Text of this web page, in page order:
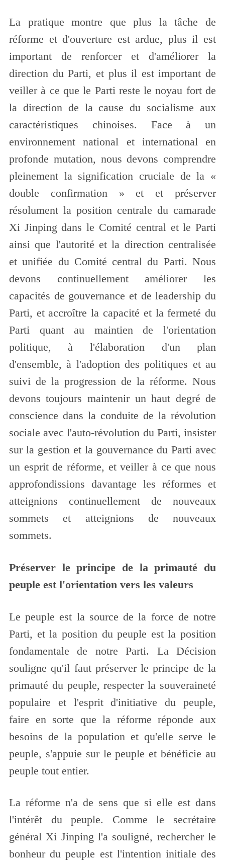
La pratique montre que plus la tâche de
réforme et d'ouverture est ardue, plus il est
important de renforcer et d'améliorer la
direction du Parti, et plus il est important de
veiller à ce que le Parti reste le noyau fort de
la direction de la cause du socialisme aux
caractéristiques chinoises. Face à un
environnement national et international en
profonde mutation, nous devons comprendre
pleinement la signification cruciale de la «
double confirmation » et et préserver
résolument la position centrale du camarade
Xi Jinping dans le Comité central et le Parti
ainsi que l'autorité et la direction centralisée
et unifiée du Comité central du Parti. Nous
devons continuellement améliorer les
capacités de gouvernance et de leadership du
Parti, et accroître la capacité et la fermeté du
Parti quant au maintien de l'orientation
politique, à l'élaboration d'un plan
d'ensemble, à l'adoption des politiques et au
suivi de la progression de la réforme. Nous
devons toujours maintenir un haut degré de
conscience dans la conduite de la révolution
sociale avec l'auto-révolution du Parti, insister
sur la gestion et la gouvernance du Parti avec
un esprit de réforme, et veiller à ce que nous
approfondissions davantage les réformes et
atteignions continuellement de nouveaux
sommets et atteignions de nouveaux
sommets.
Préserver le principe de la primauté du
peuple est l'orientation vers les valeurs
Le peuple est la source de la force de notre
Parti, et la position du peuple est la position
fondamentale de notre Parti. La Décision
souligne qu'il faut préserver le principe de la
primauté du peuple, respecter la souveraineté
populaire et l'esprit d'initiative du peuple,
faire en sorte que la réforme réponde aux
besoins de la population et qu'elle serve le
peuple, s'appuie sur le peuple et bénéficie au
peuple tout entier.
La réforme n'a de sens que si elle est dans
l'intérêt du peuple. Comme le secrétaire
général Xi Jinping l'a souligné, rechercher le
bonheur du peuple est l'intention initiale des